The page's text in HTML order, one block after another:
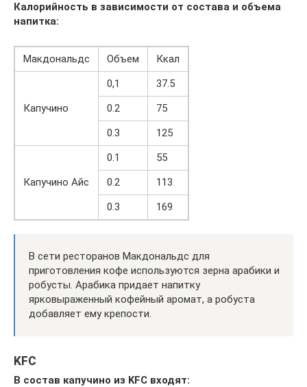
Калорийность в зависимости от состава и объема
напитка:
Макдональдс Объем Ккал
Капучино
0,1
37.5
0.2
75
0.3
125
Капучино Айс
0.1
55
0.2
113
0.3
169
В сети ресторанов Макдональдс для
приготовления кофе используются зерна арабики и
робусты. Арабика придает напитку
ярковыраженный кофейный аромат, а робуста
добавляет ему крепости.
KFC
В состав капучино из KFC входят: